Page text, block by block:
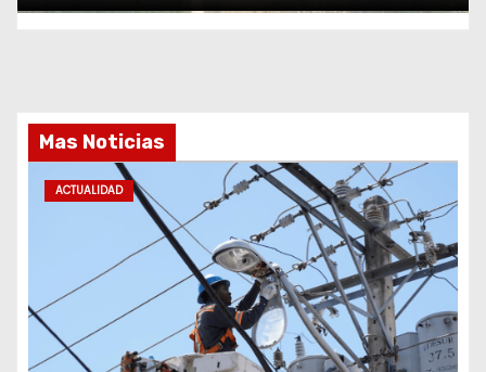
Mas Noticias
ACTUALIDAD